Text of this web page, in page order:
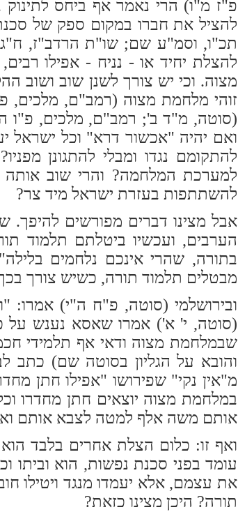
פ"ז מ"ו) הרי נאמר אף ביחס
להציל את חברו במקום ספק של
תכ"ו, וסמ"ע שם; שו"ת הרדב"ז, ח"ג
להצלת יחיד או - נניח - אפילו
מצוה. וכי יש צורך לשנן שוב ושוב
זוהי מלחמת מצוה (רמב"ם, מלכים,
(סוטה, מ"ד ב'; רמב"ם, מלכים, פ"ו
ואם יהיה "אכשור דרא" וכל ישראל
להתקומם נגדו ומבלי להתגונן
למערכת המלחמה? והרי שוב אותה
להשתתפות בעזרת ישראל מיד צר?
אבל מצינו דברים מפורשים
הערבים, ועכשיו ביטלתם תלמוד
בתורה, שהרי אינכם נלחמים
מבטלים תלמוד תורה, כשיש צורך
ובירושלמי (סוטה, פ"ח ה"י) אמרו:
(סוטה, י' א') אמרו שאסא נענש על
שבמלחמת מצוה ודאי אף תלמידי
והובא על הגליון בסוטה שם) כתב
מ"אין נקי" שפירושו "אפילו חתן
במלחמת מצוה יוצאים חתן מחדרו
אותם משה אלף למטה לצבא אותם
ואף זו: כלום הצלת אחרים בלבד הוא
עומד בפני סכנת נפשות, הוא וביתו
את עצמם, אלא יעמדו מנגד ויטילו
תורה? היכן מצינו כזאת?